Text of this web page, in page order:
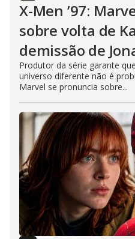
X-Men ’97:
sobre volta de
demissão de
Produtor da série garante
universo diferente não é
Marvel se pronuncia sobre...